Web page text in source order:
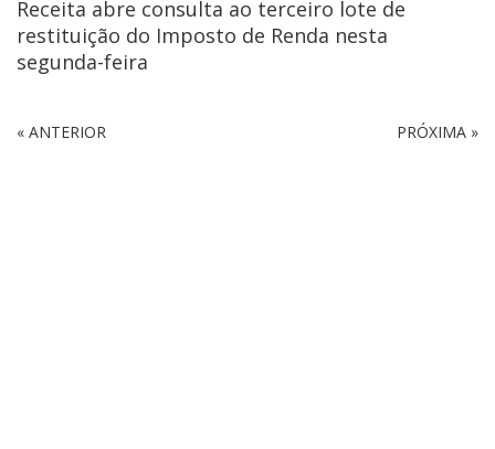
Receita abre consulta ao terceiro lote de
restituição do Imposto de Renda nesta
segunda-feira
« ANTERIOR PRÓXIMA »